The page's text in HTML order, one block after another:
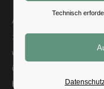
Am Samstag war
im Nachsorgehaus
wir uns bei einem
überzeugen, dass
bewegen kann.
Technisch